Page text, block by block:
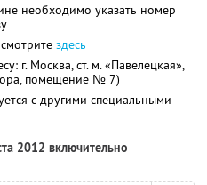
необходимо указать номер
здесь
г. Москва, ст. м. «Павелецкая»,
помещение № 7)
с другими специальными
2012 включительно